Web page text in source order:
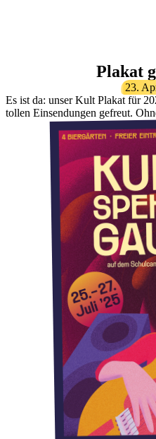
Plakat
23.
Es ist da: unser Kult Plakat für
tollen Einsendungen gefreut.